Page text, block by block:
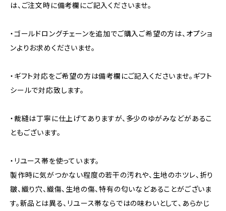
は、ご注文時に備考欄にご記入くださいませ。
・ゴールドロングチェーンを追加でご購入ご希望の方は、オプショ
ンよりお求めくださいませ。
・ギフト対応をご希望の方は備考欄にご記入くださいませ。ギフト
シールで対応致します。
・裁縫は丁寧に仕上げてありますが、多少のゆがみなどがあるこ
ともございます。
・リユース帯を使っています。
製作時に気がつかない程度の若干の汚れや、生地のホツレ、折り
皺、織り穴、織傷、生地の傷、特有の匂いなどあることがございま
す。新品とは異る、リユース帯ならではの味わいとして、あらかじ